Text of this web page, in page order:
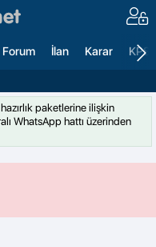
Forum İlan Karar
paketlerine ilişkin
WhatsApp hattı üzerinden